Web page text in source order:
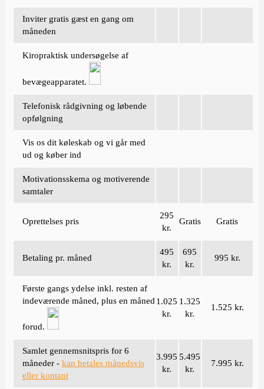
Inviter gratis gæst en gang om
måneden
Kiropraktisk undersøgelse af
bevægeapparatet.
Telefonisk rådgivning og løbende
opfølgning
Vis os dit køleskab og vi går med
ud og køber ind
Motivationsskema og motiverende
samtaler
Oprettelses pris
295
kr.
Gratis Gratis
Betaling pr. måned
495
kr.
695
kr.
995 kr.
Første gangs ydelse inkl. resten af
indeværende måned, plus en måned
forud.
1.025
kr.
1.325
kr.
1.525 kr.
Samlet gennemsnitspris for 6
måneder - kan betales månedsvis
eller kontant
3.995
kr.
5.495
kr.
7.995 kr.